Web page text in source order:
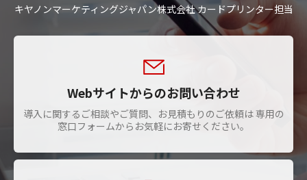
キヤノンマーケティングジャパン株式会社 カードプリンター担当
Webサイトからのお問い合わせ
導入に関するご相談やご質問、お見積もりのご依頼は 専用の
窓口フォームからお気軽にお寄せください。